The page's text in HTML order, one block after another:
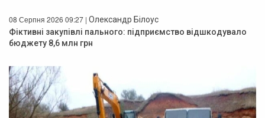
08 Серпня 2026 09:27 | Олександр Білоус
Фіктивні закупівлі пального: підприємство відшкодувало
бюджету 8,6 млн грн